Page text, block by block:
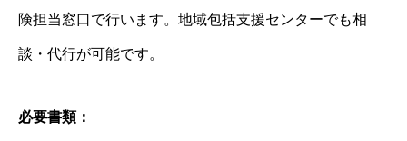
険担当窓口で行います。地域包括支援センターでも相
談・代行が可能です。
必要書類：